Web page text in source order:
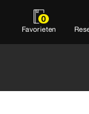
0
Favorieten